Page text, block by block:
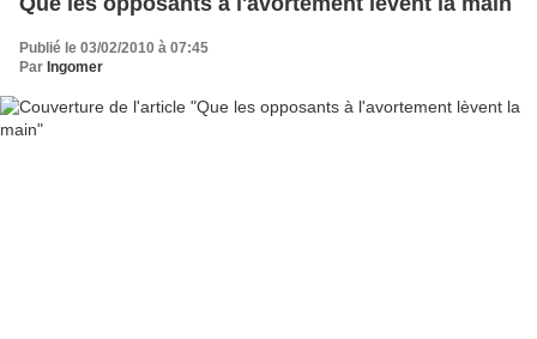
Publié le 03/02/2010 à 07:45
Par Ingomer